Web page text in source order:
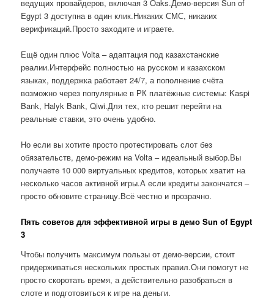
ведущих провайдеров, включая 3 Oaks.Демо-версия Sun of
Egypt 3 доступна в один клик.Никаких СМС, никаких
верификаций.Просто заходите и играете.
Ещё один плюс Volta – адаптация под казахстанские
реалии.Интерфейс полностью на русском и казахском
языках, поддержка работает 24/7, а пополнение счёта
возможно через популярные в РК платёжные системы: Kaspi
Bank, Halyk Bank, Qiwi.Для тех, кто решит перейти на
реальные ставки, это очень удобно.
Но если вы хотите просто протестировать слот без
обязательств, демо-режим на Volta – идеальный выбор.Вы
получаете 10 000 виртуальных кредитов, которых хватит на
несколько часов активной игры.А если кредиты закончатся –
просто обновите страницу.Всё честно и прозрачно.
Пять советов для эффективной игры в демо Sun of Egypt
3
Чтобы получить максимум пользы от демо-версии, стоит
придерживаться нескольких простых правил.Они помогут не
просто скоротать время, а действительно разобраться в
слоте и подготовиться к игре на деньги.